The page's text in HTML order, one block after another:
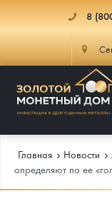
8
Главная Новости
определяют по ее